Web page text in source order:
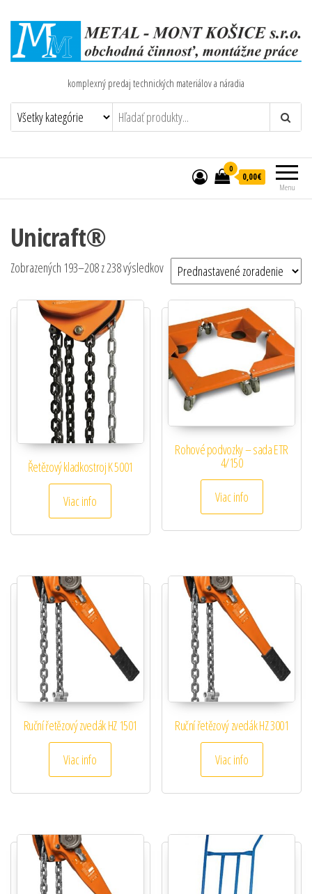
komplexný predaj technických materiálov a náradia
Menu
0
0,00€
Unicraft®
Zobrazených 193–208 z 238 výsledkov
Řetězový kladkostroj K 5001
Viac info
Rohové podvozky – sada ETR
4/150
Viac info
Ruční řetězový zvedák HZ 1501
Viac info
Ruční řetězový zvedák HZ 3001
Viac info